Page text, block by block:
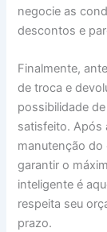
negocie as
descontos e
Finalmente,
de troca e
possibilidade
satisfeito. Após
manutenção do
garantir o
inteligente é
respeita seu
prazo.